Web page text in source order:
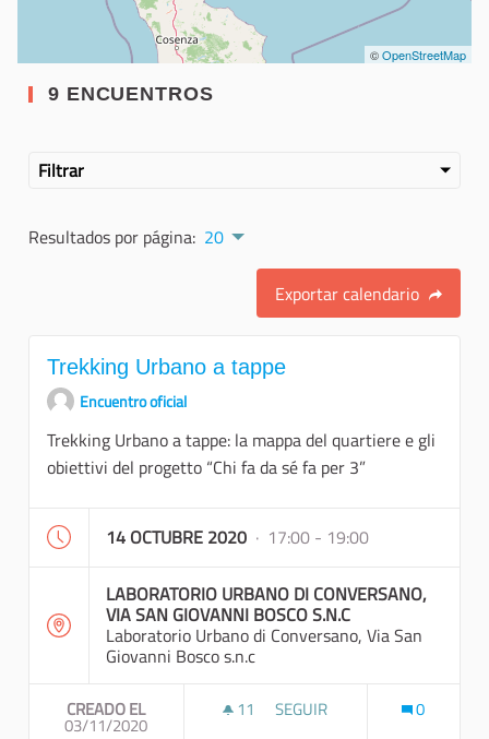
©OpenStreetMap
9 ENCUENTROS
Filtrar
Resultados por página: 20
Exportar calendario
Trekking Urbano a tappe
Encuentro oficial
Trekking Urbano a tappe: la mappa del quartiere e gli
obiettivi del progetto “Chi fa da sé fa per 3”
14 OCTUBRE 2020 · 17:00 - 19:00
LABORATORIO URBANO DI CONVERSANO,
VIA SAN GIOVANNI BOSCO S.N.C
Laboratorio Urbano di Conversano, Via San
Giovanni Bosco s.n.c
CREADO EL
03/11/2020
11 11 SEGUIDORAS
SEGUIR 0